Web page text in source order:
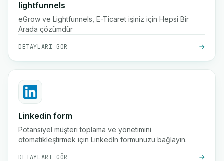
lightfunnels
eGrow ve Lightfunnels, E-Ticaret işiniz için Hepsi Bir
Arada çözümdür
DETAYLARI GÖR
Linkedin form
Potansiyel müşteri toplama ve yönetimini
otomatikleştirmek için LinkedIn formunuzu bağlayın.
DETAYLARI GÖR